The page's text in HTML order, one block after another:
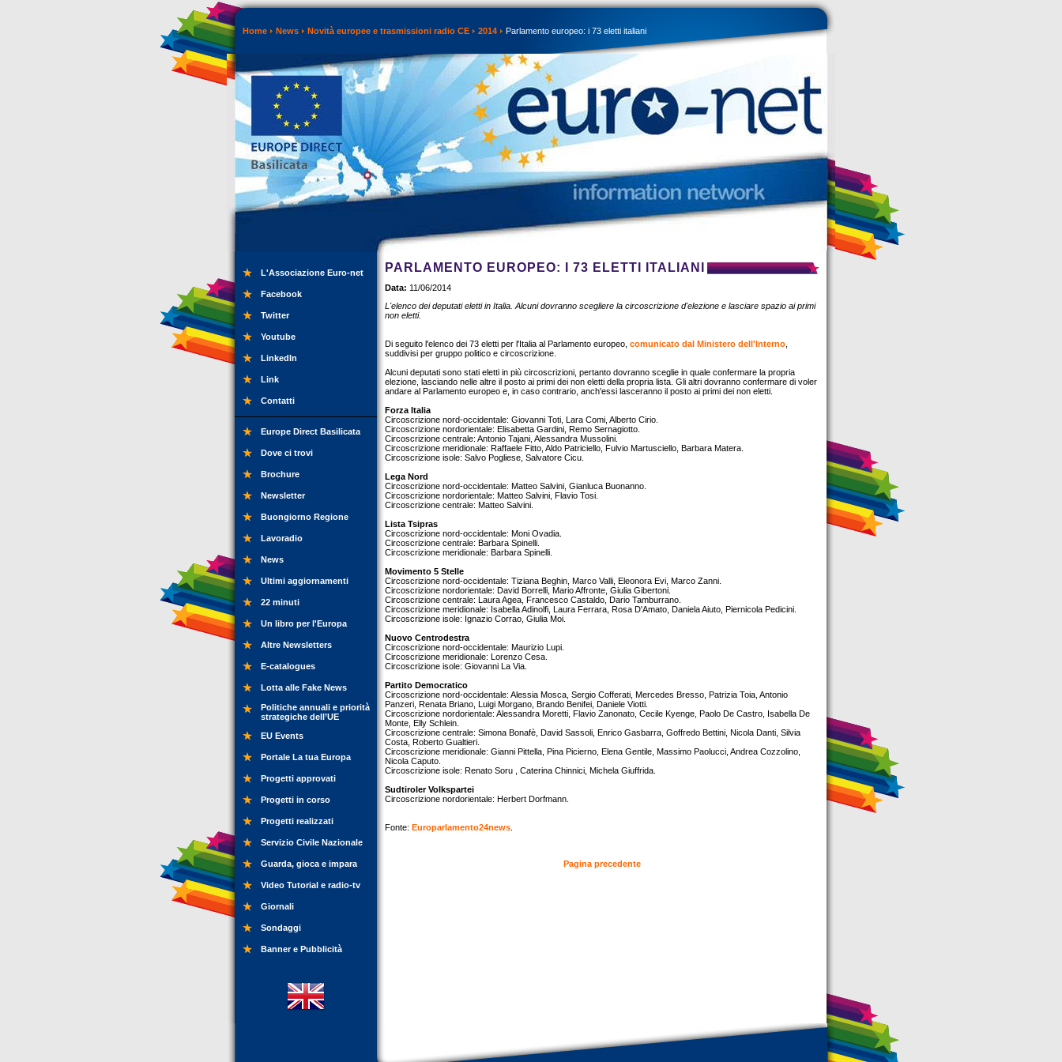
Home News Novità europee e trasmissioni radio CE 2014 Parlamento europeo: i 73 eletti italiani
L'Associazione Euro-net
Facebook
Twitter
Youtube
LinkedIn
Link
Contatti
Europe Direct Basilicata
Dove ci trovi
Brochure
Newsletter
Buongiorno Regione
Lavoradio
News
Ultimi aggiornamenti
22 minuti
Un libro per l'Europa
Altre Newsletters
E-catalogues
Lotta alle Fake News
Politiche annuali e priorità
strategiche dell’UE
EU Events
Portale La tua Europa
Progetti approvati
Progetti in corso
Progetti realizzati
Servizio Civile Nazionale
Guarda, gioca e impara
Video Tutorial e radio-tv
Giornali
Sondaggi
Banner e Pubblicità
PARLAMENTO EUROPEO: I 73 ELETTI ITALIANI
Data: 11/06/2014
L'elenco dei deputati eletti in Italia. Alcuni dovranno scegliere la circoscrizione d'elezione e lasciare spazio ai primi
non eletti.
Di seguito l'elenco dei 73 eletti per l'Italia al Parlamento europeo, comunicato dal Ministero dell'Interno
suddivisi per gruppo politico e circoscrizione.
Alcuni deputati sono stati eletti in più circoscrizioni, pertanto dovranno sceglie in quale confermare la propria
elezione, lasciando nelle altre il posto ai primi dei non eletti della propria lista. Gli altri dovranno confermare di voler
andare al Parlamento europeo e, in caso contrario, anch'essi lasceranno il posto ai primi dei non eletti.
Forza Italia
Circoscrizione nord-occidentale: Giovanni Toti, Lara Comi, Alberto Cirio.
Circoscrizione nordorientale: Elisabetta Gardini, Remo Sernagiotto.
Circoscrizione centrale: Antonio Tajani, Alessandra Mussolini.
Circoscrizione meridionale: Raffaele Fitto, Aldo Patriciello, Fulvio Martusciello, Barbara Matera.
Circoscrizione isole: Salvo Pogliese, Salvatore Cicu.
Lega Nord
Circoscrizione nord-occidentale: Matteo Salvini, Gianluca Buonanno.
Circoscrizione nordorientale: Matteo Salvini, Flavio Tosi.
Circoscrizione centrale: Matteo Salvini.
Lista Tsipras
Circoscrizione nord-occidentale: Moni Ovadia.
Circoscrizione centrale: Barbara Spinelli.
Circoscrizione meridionale: Barbara Spinelli.
Movimento 5 Stelle
Circoscrizione nord-occidentale: Tiziana Beghin, Marco Valli, Eleonora Evi, Marco Zanni.
Circoscrizione nordorientale: David Borrelli, Mario Affronte, Giulia Gibertoni.
Circoscrizione centrale: Laura Agea, Francesco Castaldo, Dario Tamburrano.
Circoscrizione meridionale: Isabella Adinolfi, Laura Ferrara, Rosa D'Amato, Daniela Aiuto, Piernicola Pedicini.
Circoscrizione isole: Ignazio Corrao, Giulia Moi.
Nuovo Centrodestra
Circoscrizione nord-occidentale: Maurizio Lupi.
Circoscrizione meridionale: Lorenzo Cesa.
Circoscrizione isole: Giovanni La Via.
Partito Democratico
Circoscrizione nord-occidentale: Alessia Mosca, Sergio Cofferati, Mercedes Bresso, Patrizia Toia, Antonio
Panzeri, Renata Briano, Luigi Morgano, Brando Benifei, Daniele Viotti.
Circoscrizione nordorientale: Alessandra Moretti, Flavio Zanonato, Cecile Kyenge, Paolo De Castro, Isabella De
Monte, Elly Schlein.
Circoscrizione centrale: Simona Bonafè, David Sassoli, Enrico Gasbarra, Goffredo Bettini, Nicola Danti, Silvia
Costa, Roberto Gualtieri.
Circoscrizione meridionale: Gianni Pittella, Pina Picierno, Elena Gentile, Massimo Paolucci, Andrea Cozzolino,
Nicola Caputo.
Circoscrizione isole: Renato Soru , Caterina Chinnici, Michela Giuffrida.
Sudtiroler Volkspartei
Circoscrizione nordorientale: Herbert Dorfmann.
Fonte: Europarlamento24news
Pagina precedente